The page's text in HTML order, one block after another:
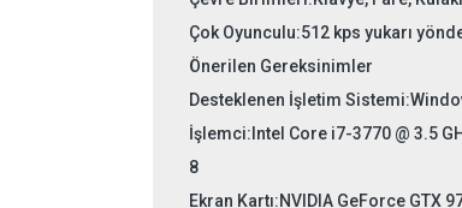
Çok Oyunculu:512 kps yukarı
Önerilen Gereksinimler
Desteklenen İşletim Sistemi:
İşlemci: Intel Core i7-3770 @ 3.5
8
Ekran Kartı:NVIDIA GeForce GTX